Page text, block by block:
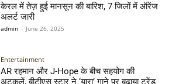
केरल में तेज़ हुई मानसून की बारिश, 7 जिलों में ऑरेंज
अलर्ट जारी
admin - June 26, 2025
Entertainment
AR रहमान और J-Hope के बीच सहयोग की
अटकलें, बीटीएस स्टार ने ‘यारा’ गाने पर बढ़ाया ट्रेंड